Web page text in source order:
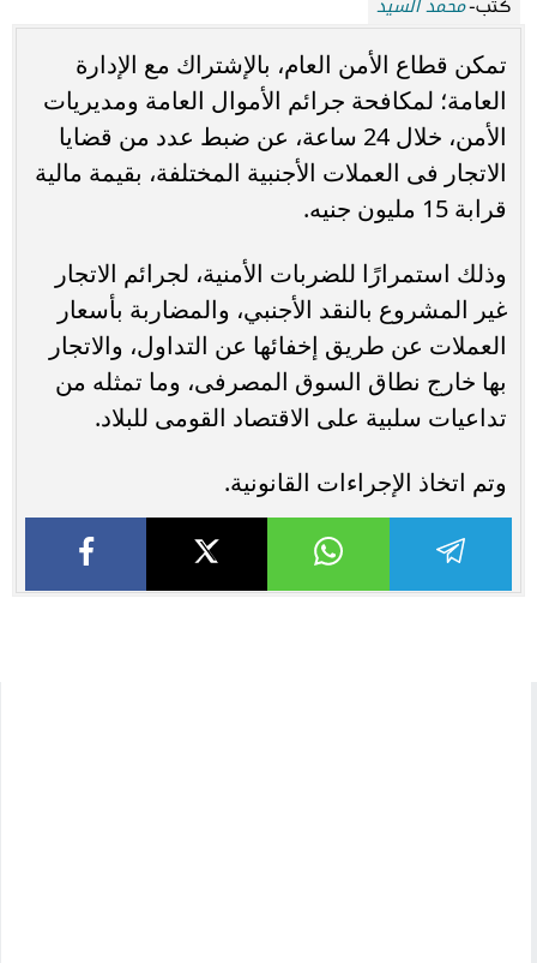
كتب-محمد السيد
تمكن قطاع الأمن العام، بالإشتراك مع الإدارة
العامة؛ لمكافحة جرائم الأموال العامة ومديريات
الأمن، خلال 24 ساعة، عن ضبط عدد من قضايا
الاتجار فى العملات الأجنبية المختلفة، بقيمة مالية
قرابة 15 مليون جنيه.
وذلك استمرارًا للضربات الأمنية، لجرائم الاتجار
غير المشروع بالنقد الأجنبي، والمضاربة بأسعار
العملات عن طريق إخفائها عن التداول، والاتجار
بها خارج نطاق السوق المصرفى، وما تمثله من
تداعيات سلبية على الاقتصاد القومى للبلاد.
وتم اتخاذ الإجراءات القانونية.